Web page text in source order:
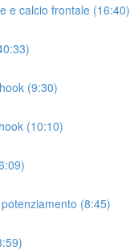
e calcio frontale (16:40)
(9:30)
(10:10)
(8:45)